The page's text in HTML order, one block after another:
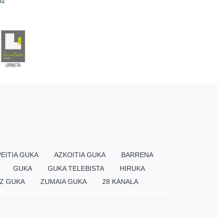
GUKA AZKOITIA GUKA
BARRENA
GUKA GUKA TELEBISTA
HIRUKA
GUKA ZUMAIA GUKA 28 KANALA